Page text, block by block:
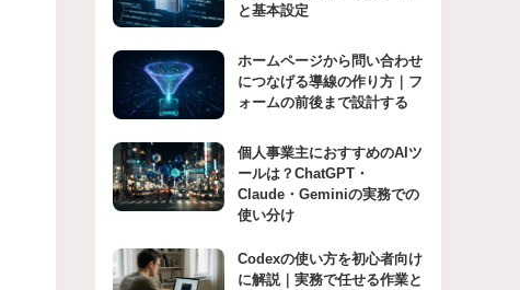
と基本設定
ホームページから問い合わせ
につなげる導線の作り方｜フ
ォームの前後まで設計する
個人事業主におすすめのAIツ
ールは？ChatGPT・
Claude・Geminiの実務での
使い分け
Codexの使い方を初心者向け
に解説｜実務で任せる作業と